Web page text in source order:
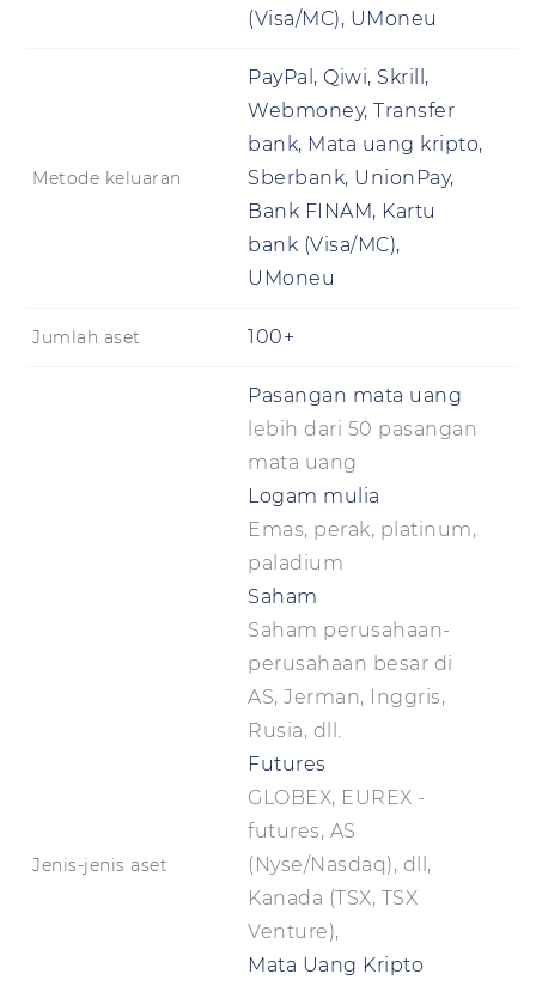
(Visa/MC), UMoneu
Metode keluaran
PayPal, Qiwi, Skrill,
Webmoney, Transfer
bank, Mata uang kripto,
Sberbank, UnionPay,
Bank FINAM, Kartu
bank (Visa/MC),
UMoneu
Jumlah aset 100+
Jenis-jenis aset
Pasangan mata uang
lebih dari 50 pasangan
mata uang
Logam mulia
Emas, perak, platinum,
paladium
Saham
Saham perusahaan-
perusahaan besar di
AS, Jerman, Inggris,
Rusia, dll.
Futures
GLOBEX, EUREX -
futures, AS
(Nyse/Nasdaq), dll,
Kanada (TSX, TSX
Venture),
Mata Uang Kripto